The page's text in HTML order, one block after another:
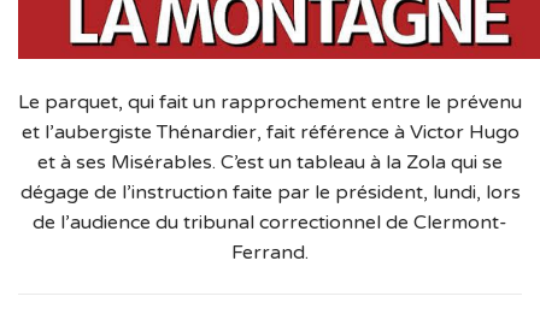
Le parquet, qui fait un rapprochement entre le prévenu
et l’aubergiste Thénardier, fait référence à Victor Hugo
et à ses Misérables. C’est un tableau à la Zola qui se
dégage de l’instruction faite par le président, lundi, lors
de l’audience du tribunal correctionnel de Clermont-
Ferrand.